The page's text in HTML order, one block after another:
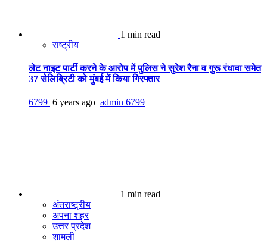
1 min read
राष्ट्रीय
लेट नाइट पार्टी करने के आरोप में पुलिस ने सुरेश रैना व गुरू रंधावा समेत
37 सेलिब्रिटी को मुंबई में किया गिरफ्तार
6799 6 years ago admin 6799
1 min read
अंतराष्ट्रीय
अपना शहर
उत्तर प्रदेश
शामली